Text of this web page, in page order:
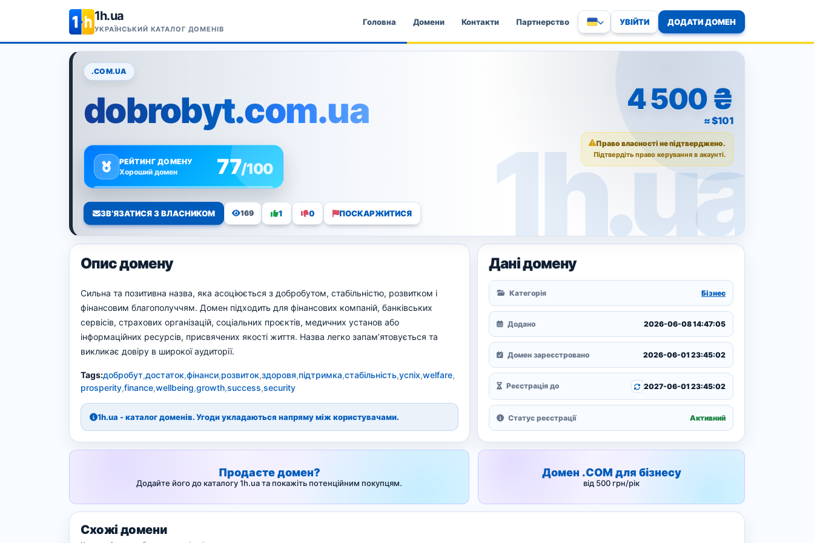
1h.ua
УКРАЇНСЬКИЙ КАТАЛОГ ДОМЕНІВ
Головна Домени Контакти Партнерство УВІЙТИ ДОДАТИ ДОМЕН
.COM.UA
dobrobyt.com.ua
РЕЙТИНГ ДОМЕНУ
Хороший домен
77/100
4 500 ₴
≈ $101
Право власності не підтверджено.
Підтвердіть право керування в акаунті.
ЗВ’ЯЗАТИСЯ З ВЛАСНИКОМ 169 1 0 ПОСКАРЖИТИСЯ
Опис домену
Сильна та позитивна назва, яка асоціюється з добробутом, стабільністю, розвитком і
фінансовим благополуччям. Домен підходить для фінансових компаній, банківських
сервісів, страхових організацій, соціальних проєктів, медичних установ або
інформаційних ресурсів, присвячених якості життя. Назва легко запам’ятовується та
викликає довіру в широкої аудиторії.
Tags:добробут,достаток,фінанси,розвиток,здоровя,підтримка,стабільність,успіх,welfare,
prosperity,finance,wellbeing,growth,success,security
1h.ua - каталог доменів. Угоди укладаються напряму між користувачами.
Дані домену
Категорія Бізнес
Додано 2026-06-08 14:47:05
Домен зареєстровано 2026-06-01 23:45:02
Реєстрація до 2027-06-01 23:45:02
Статус реєстрації Активний
Продаєте домен?
Додайте його до каталогу 1h.ua та покажіть потенційним покупцям.
Домен .COM для бізнесу
від 500 грн/рік
Схожі домени